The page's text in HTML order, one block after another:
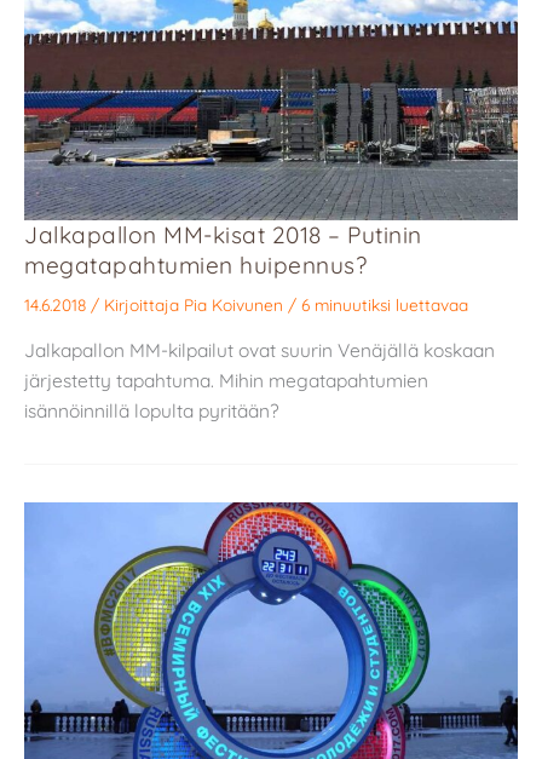
Jalkapallon MM-kisat 2018 – Putinin
megatapahtumien huipennus?
14.6.2018 / Kirjoittaja Pia Koivunen / 6 minuutiksi luettavaa
Jalkapallon MM-kilpailut ovat suurin Venäjällä koskaan
järjestetty tapahtuma. Mihin megatapahtumien
isännöinnillä lopulta pyritään?